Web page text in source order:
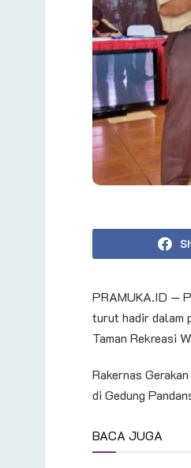
PRAMUKA.ID —
turut hadir dalam
Taman Rekreasi
Rakernas
di Gedung
BACA JUGA